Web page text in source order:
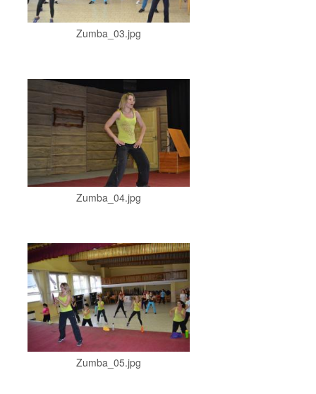
Zumba_03.jpg
Zumba_04.jpg
Zumba_05.jpg